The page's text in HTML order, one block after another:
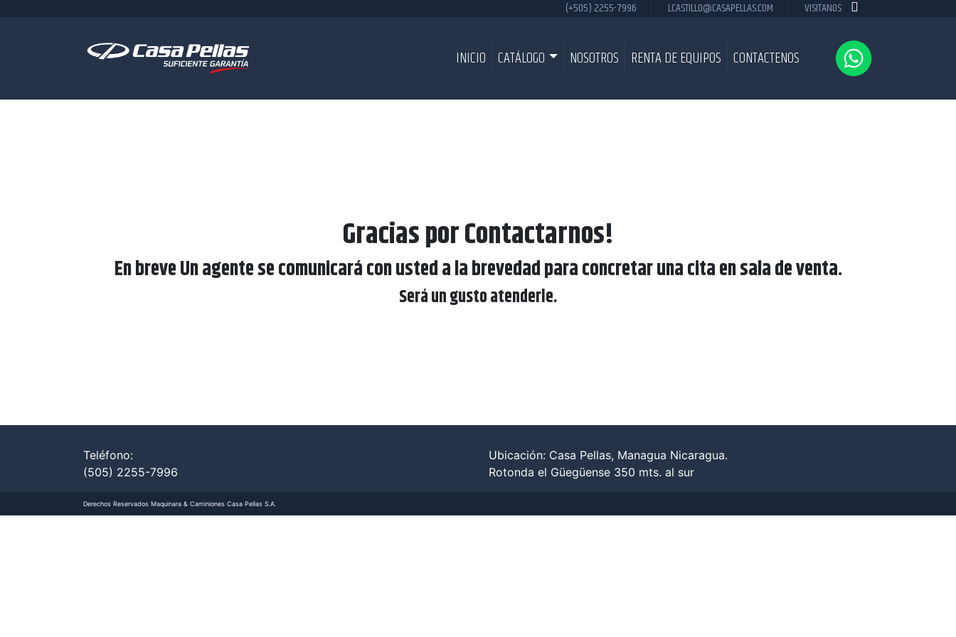
(+505) 2255-7996 LCASTILLO@CASAPELLAS.COM VISITANOS
INICIO CATÁLOGO NOSOTROS RENTA DE EQUIPOS CONTACTENOS
Gracias por Contactarnos!
En breve Un agente se comunicará con usted a la brevedad para concretar una cita en sala de venta.
Será un gusto atenderle.
Teléfono:
(505) 2255-7996
Ubicación: Casa Pellas, Managua Nicaragua.
Rotonda el Güegüense 350 mts. al sur
Derechos Reservados Maquinara & Caminiones Casa Pellas S.A.